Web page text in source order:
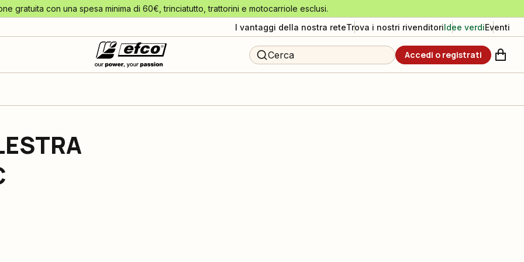
gratuita con una spesa minima di 60€, trinciatutto, trattorini e motocarriole esclusi.
I vantaggi della nostra reteTrova i nostri rivenditoriIdee verdiEventi
Cerca Accedi o registrati